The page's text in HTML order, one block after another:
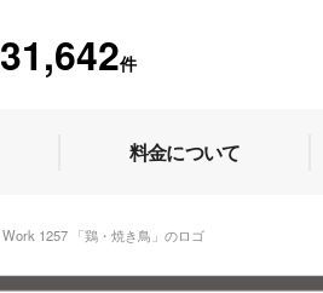
31,642件
料金について
Work 1257 「鶏・焼き鳥」のロゴ